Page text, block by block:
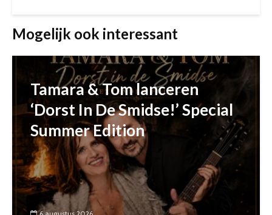
Mogelijk ook interessant
Tamara & Tom lanceren
‘Dorst In De Smidse!’ Special
Summer Edition